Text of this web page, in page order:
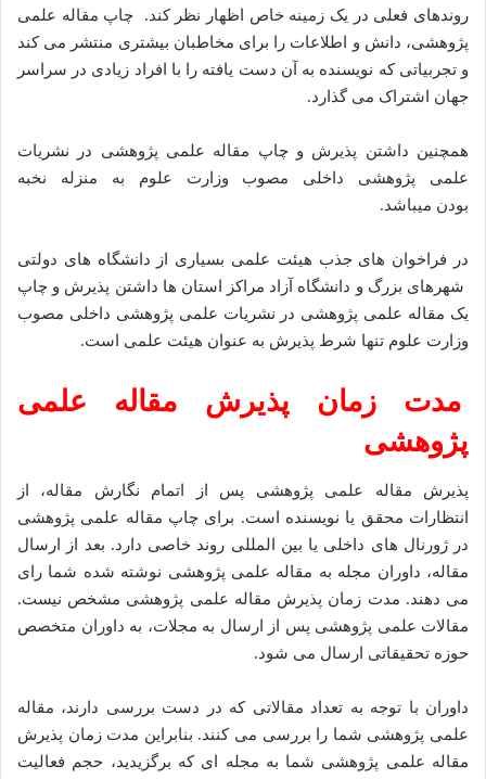
روندهای فعلی در یک زمینه خاص اظهار نظر کند. چاپ مقاله علمی
پژوهشی، دانش و اطلاعات را برای مخاطبان بیشتری منتشر می کند
و تجربیاتی که نویسنده به آن دست یافته را با افراد زیادی در سراسر
جهان اشتراک می گذارد.
همچنین داشتن پذیرش و چاپ مقاله علمی پژوهشی در نشریات
علمی پژوهشی داخلی مصوب وزارت علوم به منزله نخبه
بودن میباشد.
در فراخوان های جذب هیئت علمی بسیاری از دانشگاه های دولتی
شهرهای بزرگ و دانشگاه آزاد مراکز استان ها داشتن پذیرش و چاپ
یک مقاله علمی پژوهشی در نشریات علمی پژوهشی داخلی مصوب
وزارت علوم تنها شرط پذیرش به عنوان هیئت علمی است.
مدت زمان پذیرش مقاله علمی
پژوهشی
پذیرش مقاله علمی پژوهشی پس از اتمام نگارش مقاله، از
انتظارات محقق یا نویسنده است. برای چاپ مقاله علمی پژوهشی
در ژورنال های داخلی یا بین المللی روند خاصی دارد. بعد از ارسال
مقاله، داوران مجله به مقاله علمی پژوهشی نوشته شده شما رای
می دهند. مدت زمان پذیرش مقاله علمی پژوهشی مشخص نیست.
مقالات علمی پژوهشی پس از ارسال به مجلات، به داوران متخصص
حوزه تحقیقاتی ارسال می شود.
داوران با توجه به تعداد مقالاتی که در دست بررسی دارند، مقاله
علمی پژوهشی شما را بررسی می کنند. بنابراین مدت زمان پذیرش
مقاله علمی پژوهشی شما به مجله ای که برگزیدید، حجم فعالیت